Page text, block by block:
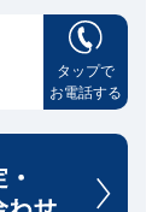
タップで
お電話する